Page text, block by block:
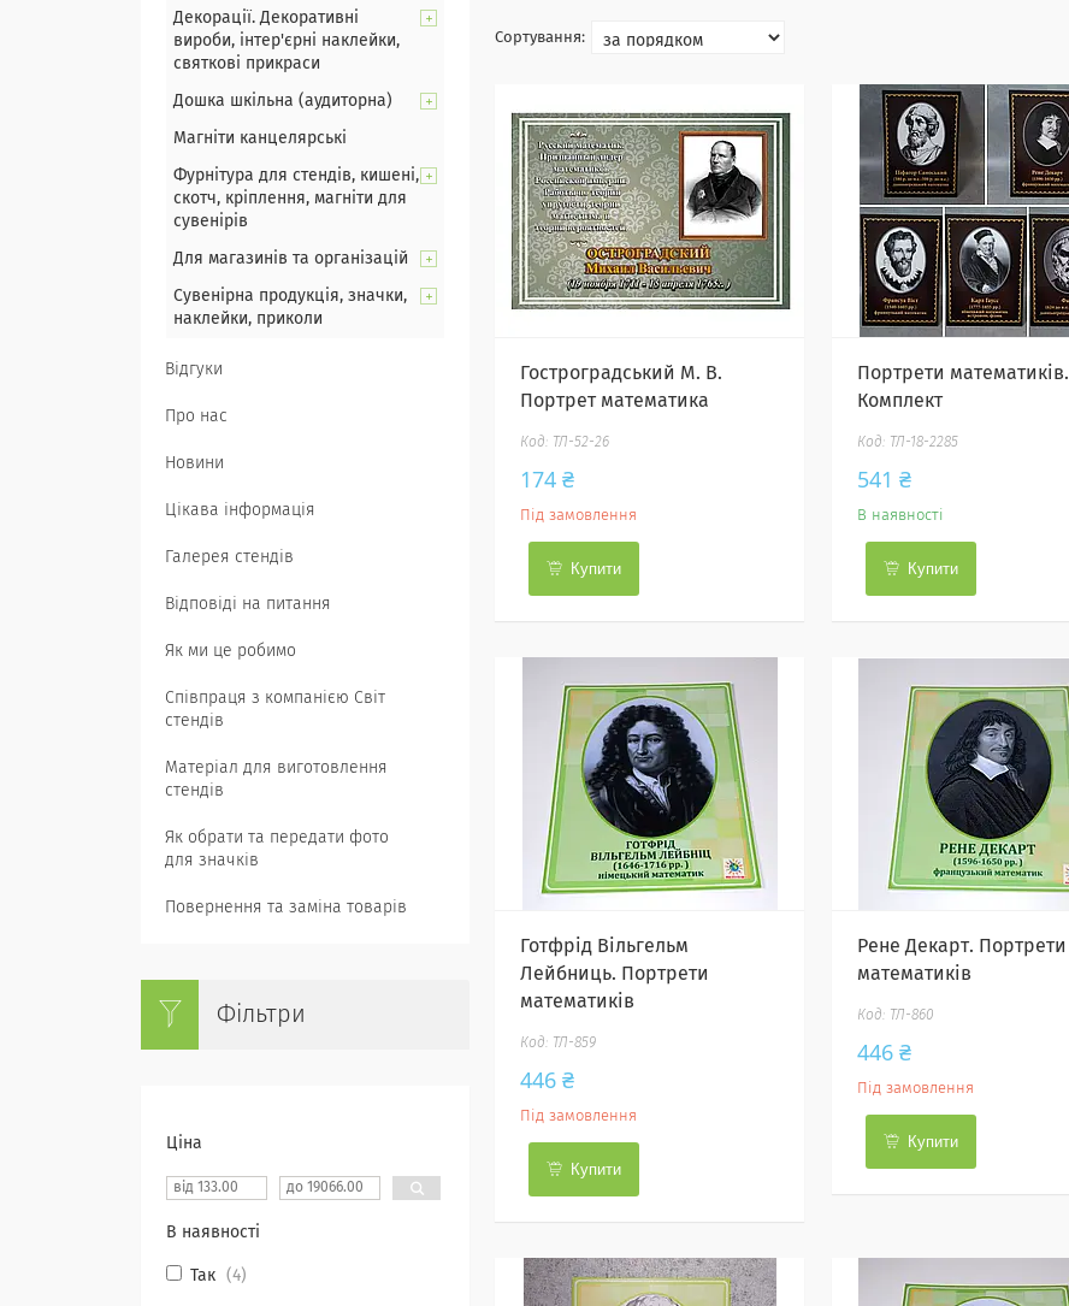
Гостроградський М. В.
Портрет математика
ТЛ-52-26
174 ₴
Під замовлення
Купити
Портрети математиків.
Комплект
ТЛ-18-2285
541 ₴
В наявності
Купити
Готфрід Вільгельм
Лейбниць. Портрети
математиків
ТЛ-859
446 ₴
Під замовлення
Купити
Рене Декарт. Портрети
математиків
ТЛ-860
446 ₴
Під замовлення
Купити
Декорації. Декоративні
вироби, інтер'єрні наклейки,
святкові прикраси
Дошка шкільна (аудиторна)
Магніти канцелярські
Фурнітура для стендів, кишені,
скотч, кріплення, магніти для
сувенірів
Для магазинів та організацій
Сувенірна продукція, значки,
наклейки, приколи
Відгуки
Про нас
Новини
Цікава інформація
Галерея стендів
Відповіді на питання
Як ми це робимо
Співпраця з компанією Світ
стендів
Матеріал для виготовлення
стендів
Як обрати та передати фото
для значків
Повернення та заміна товарів
Фільтри
Ціна
В наявності
Так 4